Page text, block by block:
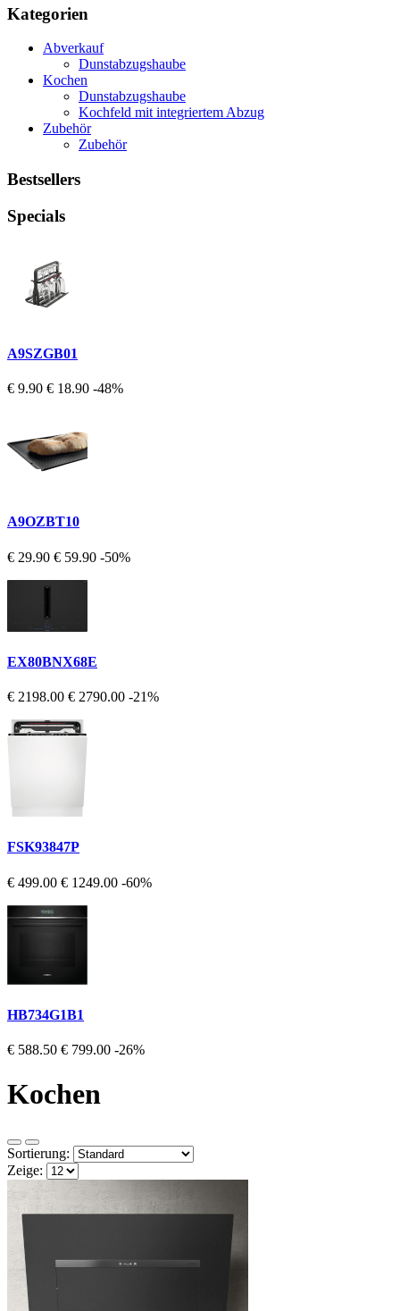
Kategorien
Abverkauf
Dunstabzugshaube
Kochen
Dunstabzugshaube
Kochfeld mit integriertem Abzug
Zubehör
Zubehör
Bestsellers
Specials
A9SZGB01
€ 9.90 € 18.90 -48%
A9OZBT10
€ 29.90 € 59.90 -50%
EX80BNX68E
€ 2198.00 € 2790.00 -21%
FSK93847P
€ 499.00 € 1249.00 -60%
HB734G1B1
€ 588.50 € 799.00 -26%
Kochen
Sortierung:
Zeige: